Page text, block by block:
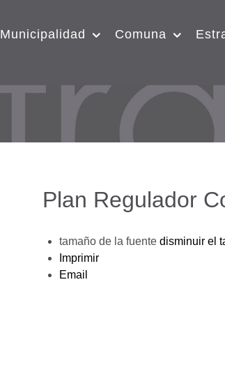
Municipalidad Comuna
Plan Regulador
tamaño de la fuente disminuir el
Imprimir
Email